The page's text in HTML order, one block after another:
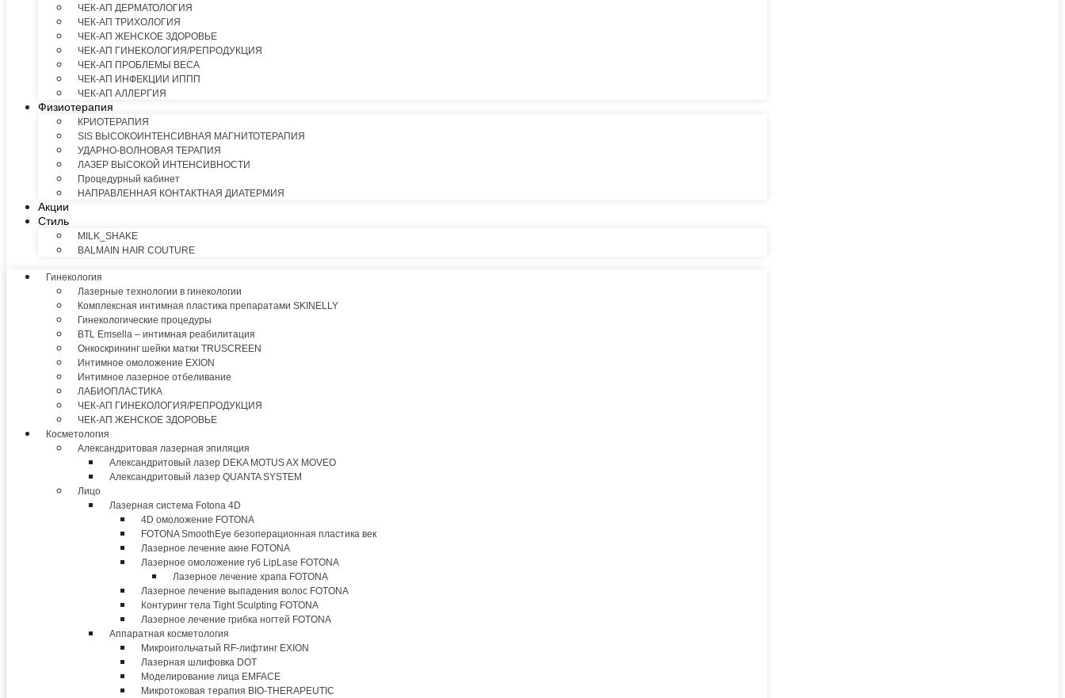
ЧЕК-АП ДЕРМАТОЛОГИЯ
ЧЕК-АП ТРИХОЛОГИЯ
ЧЕК-АП ЖЕНСКОЕ ЗДОРОВЬЕ
ЧЕК-АП ГИНЕКОЛОГИЯ/РЕПРОДУКЦИЯ
ЧЕК-АП ПРОБЛЕМЫ ВЕСА
ЧЕК-АП ИНФЕКЦИИ ИППП
ЧЕК-АП АЛЛЕРГИЯ
Физиотерапия
КРИОТЕРАПИЯ
SIS ВЫСОКОИНТЕНСИВНАЯ МАГНИТОТЕРАПИЯ
УДАРНО-ВОЛНОВАЯ ТЕРАПИЯ
ЛАЗЕР ВЫСОКОЙ ИНТЕНСИВНОСТИ
Процедурный кабинет
НАПРАВЛЕННАЯ КОНТАКТНАЯ ДИАТЕРМИЯ
Акции
Стиль
MILK_SHAKE
BALMAIN HAIR COUTURE
Гинекология
Лазерные технологии в гинекологии
Комплексная интимная пластика препаратами SKINELLY
Гинекологические процедуры
BTL Emsella – интимная реабилитация
Онкоскрининг шейки матки TRUSCREEN
Интимное омоложение EXION
Интимное лазерное отбеливание
ЛАБИОПЛАСТИКА
ЧЕК-АП ГИНЕКОЛОГИЯ/РЕПРОДУКЦИЯ
ЧЕК-АП ЖЕНСКОЕ ЗДОРОВЬЕ
Косметология
Александритовая лазерная эпиляция
Александритовый лазер DEKA MOTUS AX MOVEO
Александритовый лазер QUANTA SYSTEM
Лицо
Лазерная система Fotona 4D
4D омоложение FOTONA
FOTONA SmoothEye безоперационная пластика век
Лазерное лечение акне FOTONA
Лазерное омоложение губ LipLase FOTONA
Лазерное лечение храпа FOTONA
Лазерное лечение выпадения волос FOTONA
Контуринг тела Tight Sculpting FOTONA
Лазерное лечение грибка ногтей FOTONA
Аппаратная косметология
Микроигольчатый RF-лифтинг EXION
Лазерная шлифовка DOT
Моделирование лица EMFACE
Микротоковая терапия BIO-THERAPEUTIC